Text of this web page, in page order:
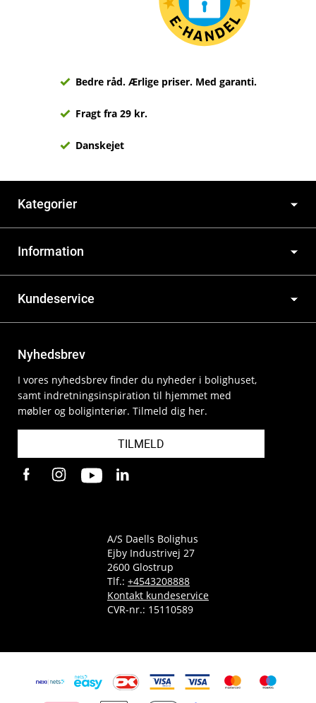
Bedre råd. Ærlige priser. Med garanti.
Fragt fra 29 kr.
Danskejet
Kategorier
Information
Kundeservice
Nyhedsbrev
I vores nyhedsbrev finder du nyheder i bolighuset,
samt indretningsinspiration til hjemmet med
møbler og boliginteriør. Tilmeld dig her.
TILMELD
A/S Daells Bolighus
Ejby Industrivej 27
2600 Glostrup
Tlf.: +4543208888
Kontakt kundeservice
CVR-nr.: 15110589